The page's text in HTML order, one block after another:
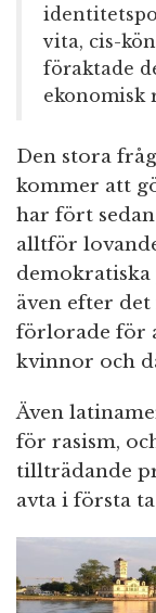
vita, cis-
föraktade
ekonomisk
Den stora
kommer att
har fört
alltför
demokratiska
även efter
förlorade för
kvinnor och
Även
för rasism,
tillträdande
avta i första